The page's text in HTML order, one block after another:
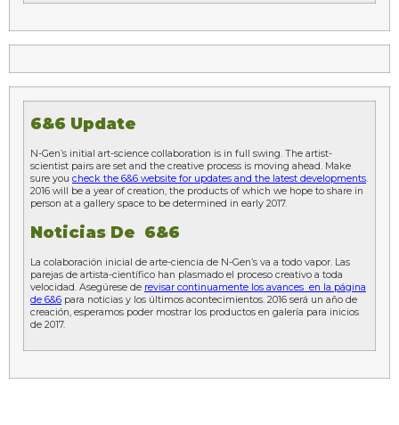
6&6 Update
N-Gen’s initial art-science collaboration is in full swing. The artist-
scientist pairs are set and the creative process is moving ahead. Make
sure you check the 6&6 website for updates and the latest developments.
2016 will be a year of creation, the products of which we hope to share in
person at a gallery space to be determined in early 2017.
Noticias De 6&6
La colaboración inicial de arte-ciencia de N-Gen’s va a todo vapor. Las
parejas de artista-científico han plasmado el proceso creativo a toda
velocidad. Asegúrese de revisar continuamente los avances en la página
de 6&6 para noticias y los últimos acontecimientos. 2016 será un año de
creación, esperamos poder mostrar los productos en galería para inicios
de 2017.